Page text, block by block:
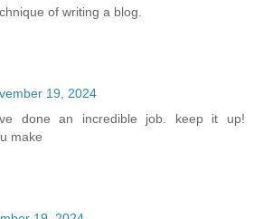
of writing a blog.
19, 2024
done an incredible job. keep it up!
make